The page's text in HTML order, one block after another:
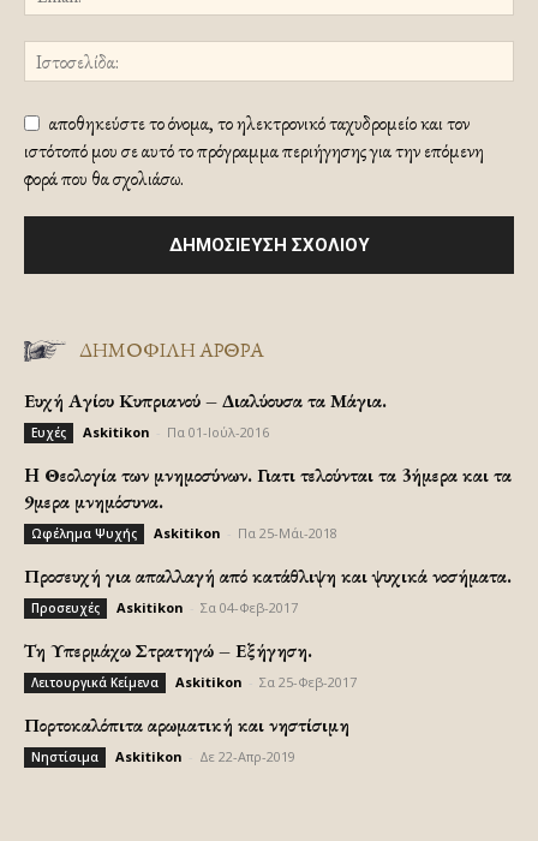
αποθηκεύστε το όνομα, το ηλεκτρονικό ταχυδρομείο και τον
ιστότοπό μου σε αυτό το πρόγραμμα περιήγησης για την επόμενη
φορά που θα σχολιάσω.
ΔΗΜΟΦΙΛΗ ΑΡΘΡΑ
Ευχή Αγίου Κυπριανού – Διαλύουσα τα Μάγια.
Ευχές Askitikon Πα 01-Ιούλ-2016
H Θεολογία των μνημοσύνων. Γιατι τελούνται τα 3ήμερα και τα
9μερα μνημόσυνα.
Ωφέλημα Ψυχής Askitikon Πα 25-Μάι-2018
Προσευχή για απαλλαγή από κατάθλιψη και ψυχικά νοσήματα.
Προσευχές Askitikon Σα 04-Φεβ-2017
Τη Υπερμάχω Στρατηγώ – Εξήγηση.
Λειτουργικά Κείμενα Askitikon Σα 25-Φεβ-2017
Πορτοκαλόπιτα αρωματική και νηστίσιμη
Νηστίσιμα Askitikon Δε 22-Απρ-2019